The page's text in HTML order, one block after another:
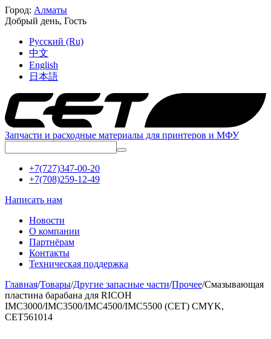
Город: Алматы
Добрый день, Гость
Русский (Ru)
中文
English
日本語
Запчасти и расходные материалы для принтеров и МФУ
+7(727)347-00-20
+7(708)259-12-49
Написать нам
Новости
О компании
Партнёрам
Контакты
Техническая поддержка
Главная/Товары/Другие запасные части/Прочее/Смазывающая
пластина барабана для RICOH
IMC3000/IMC3500/IMC4500/IMC5500 (CET) CMYK,
CET561014